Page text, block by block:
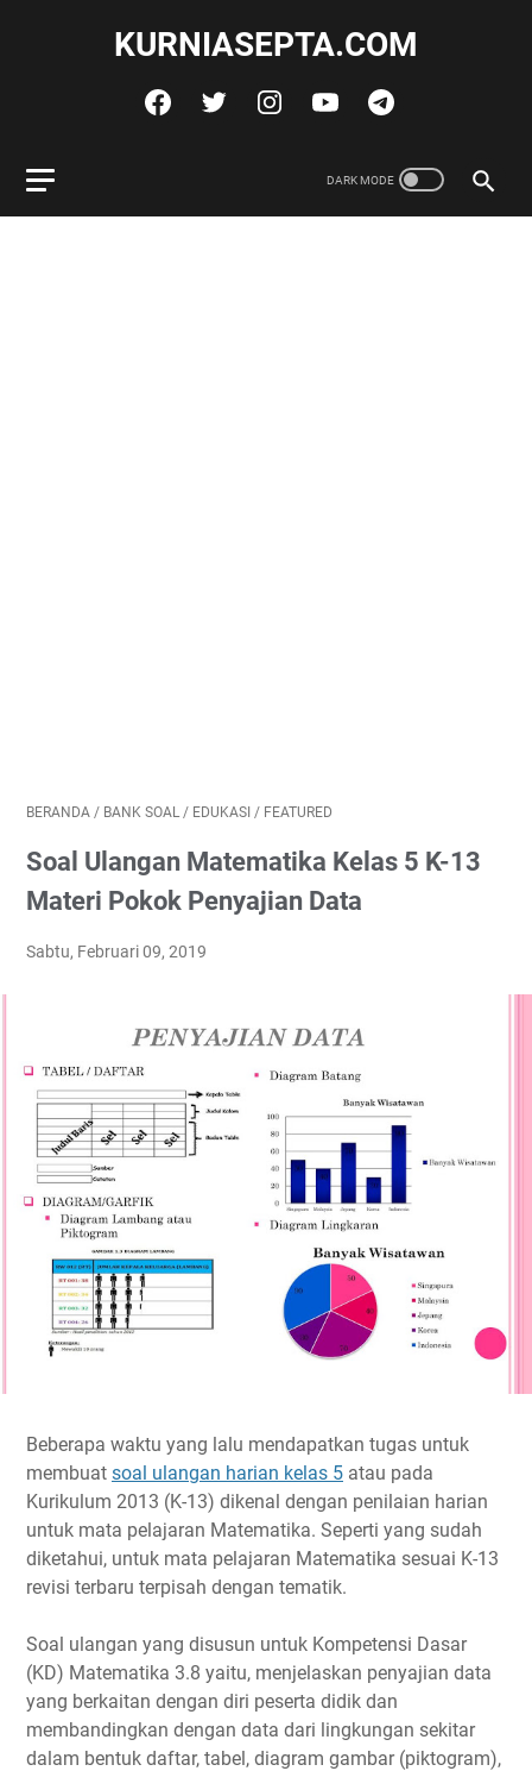
KURNIASEPTA.COM
BERANDA / BANK SOAL / EDUKASI / FEATURED
Soal Ulangan Matematika Kelas 5 K-13
Materi Pokok Penyajian Data
Sabtu, Februari 09, 2019
Beberapa waktu yang lalu mendapatkan tugas untuk
membuat soal ulangan harian kelas 5 atau pada
Kurikulum 2013 (K-13) dikenal dengan penilaian harian
untuk mata pelajaran Matematika. Seperti yang sudah
diketahui, untuk mata pelajaran Matematika sesuai K-13
revisi terbaru terpisah dengan tematik.
Soal ulangan yang disusun untuk Kompetensi Dasar
(KD) Matematika 3.8 yaitu, menjelaskan penyajian data
yang berkaitan dengan diri peserta didik dan
membandingkan dengan data dari lingkungan sekitar
dalam bentuk daftar, tabel, diagram gambar (piktogram),